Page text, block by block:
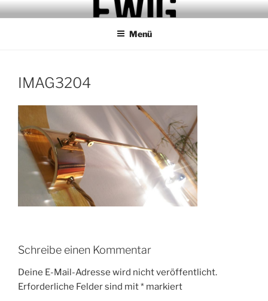
Zum
InhaltMAISON EWIG.
STUDIO.REFUGIO.BAR
Menü
IMAG3204
Schreibe einen Kommentar
Deine E-Mail-Adresse wird nicht veröffentlicht.
Erforderliche Felder sind mit* markiert